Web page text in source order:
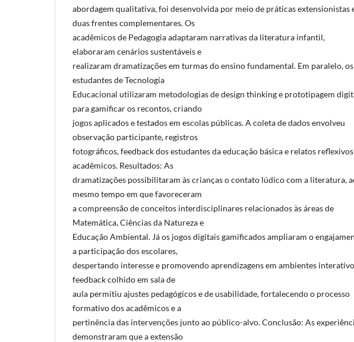
abordagem qualitativa, foi desenvolvida por meio de práticas extensionistas
duas frentes complementares. Os
acadêmicos de Pedagogia adaptaram narrativas da literatura infantil,
elaboraram cenários sustentáveis e
realizaram dramatizações em turmas do ensino fundamental. Em paralelo, os
estudantes de Tecnologia
Educacional utilizaram metodologias de design thinking e prototipagem
para gamificar os recontos, criando
jogos aplicados e testados em escolas públicas. A coleta de dados envolveu
observação participante, registros
fotográficos, feedback dos estudantes da educação básica e relatos
acadêmicos. Resultados: As
dramatizações possibilitaram às crianças o contato lúdico com a literatura,
mesmo tempo em que favoreceram
a compreensão de conceitos interdisciplinares relacionados às áreas de
Matemática, Ciências da Natureza e
Educação Ambiental. Já os jogos digitais gamificados ampliaram o
a participação dos escolares,
despertando interesse e promovendo aprendizagens em ambientes
feedback colhido em sala de
aula permitiu ajustes pedagógicos e de usabilidade, fortalecendo o processo
formativo dos acadêmicos e a
pertinência das intervenções junto ao público-alvo. Conclusão: As
demonstraram que a extensão